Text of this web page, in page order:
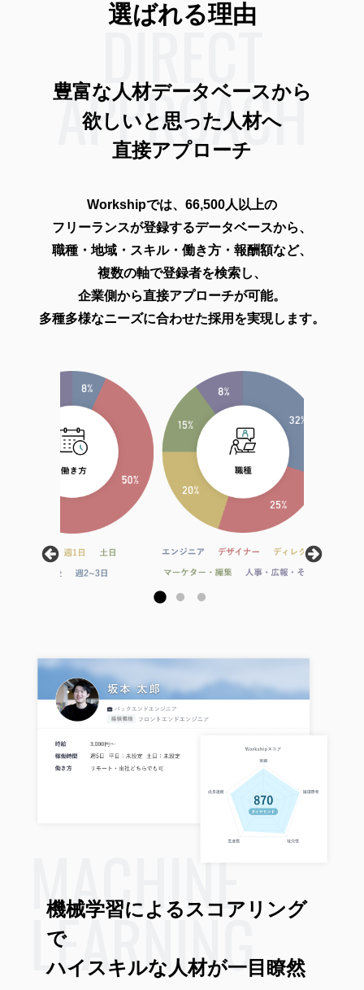
DIRECT
APPROACH
選ばれる理由
豊富な人材データベースから
欲しいと思った人材へ
直接アプローチ
Workshipでは、66,500人以上の
フリーランスが登録するデータベースから、
職種・地域・スキル・働き方・報酬額など、
複数の軸で登録者を検索し、
企業側から直接アプローチが可能。
多種多様なニーズに合わせた採用を実現します。
MACHINE
LEARNING
機械学習によるスコアリング
で
ハイスキルな人材が一目瞭然